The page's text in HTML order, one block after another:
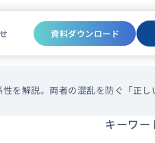
資料ダウンロード
を解説。両者の混乱を防ぐ「正し
キーワー